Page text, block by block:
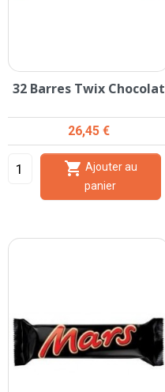
32 Barres Twix Chocolat
Prix
26,45 €

panier